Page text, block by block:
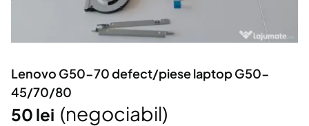
Animale de companie
Inchiriere Bunuri si Vehicule
Utilaje agricole si industriale
Piese auto si accesorii
Lenovo G50-70 defect/piese laptop G50-
45/70/80
50 lei (negociabil)